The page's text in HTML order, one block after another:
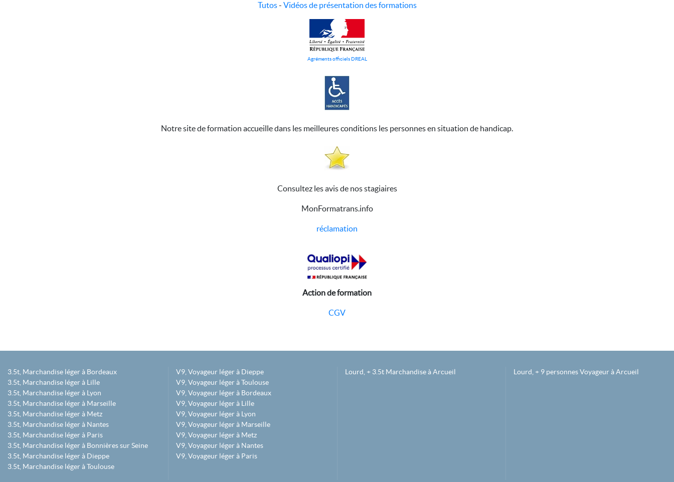
Tutos- Vidéos de présentation des formations
Agréments officiels DREAL
Notre site de formation accueille dans les meilleures conditions les personnes en situation de handicap.
Consultez les avis de nos stagiaires
MonFormatrans.info
réclamation
Action de formation
CGV
3.5t, Marchandise léger à Bordeaux
3.5t, Marchandise léger à Lille
3.5t, Marchandise léger à Lyon
3.5t, Marchandise léger à Marseille
3.5t, Marchandise léger à Metz
3.5t, Marchandise léger à Nantes
3.5t, Marchandise léger à Paris
3.5t, Marchandise léger à Bonnières sur Seine
3.5t, Marchandise léger à Dieppe
3.5t, Marchandise léger à Toulouse
V9, Voyageur léger à Dieppe
V9, Voyageur léger à Toulouse
V9, Voyageur léger à Bordeaux
V9, Voyageur léger à Lille
V9, Voyageur léger à Lyon
V9, Voyageur léger à Marseille
V9, Voyageur léger à Metz
V9, Voyageur léger à Nantes
V9, Voyageur léger à Paris
Lourd, + 3.5t Marchandise à Arcueil Lourd, + 9 personnes Voyageur à Arcueil